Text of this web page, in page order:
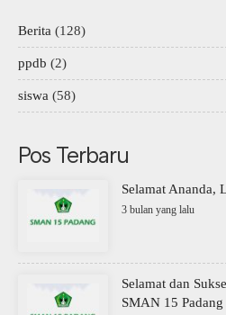
Berita (128)
ppdb (2)
siswa (58)
Pos Terbaru
Selamat Ananda,
3 bulan yang lalu
Selamat dan
SMAN 15